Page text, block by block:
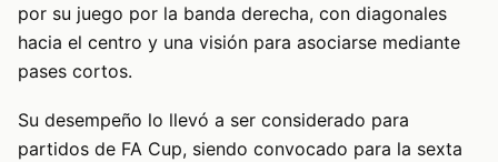
por su juego por la banda derecha, con diagonales
hacia el centro y una visión para asociarse mediante
pases cortos.
Su desempeño lo llevó a ser considerado para
partidos de FA Cup, siendo convocado para la sexta